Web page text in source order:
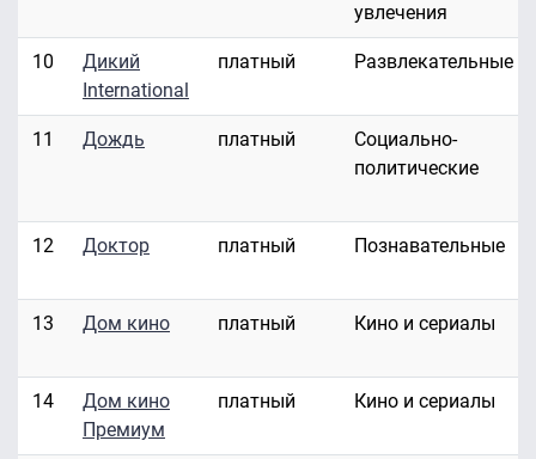
увлечения
10
Дикий
International
платный Развлекательные
11 Дождь платный
Социально-
политические
12 Доктор платный Познавательные
13 Дом кино платный Кино и сериалы
14
Дом кино
Премиум
платный Кино и сериалы